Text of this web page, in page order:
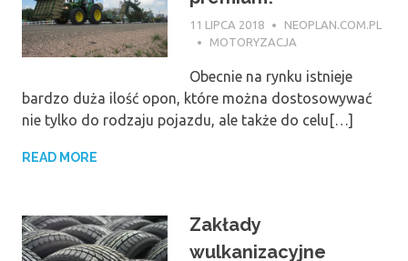
11 LIPCA 2018
NEOPLAN.COM.PL
MOTORYZACJA
Obecnie na rynku istnieje
bardzo duża ilość opon, które można dostosowywać
nie tylko do rodzaju pojazdu, ale także do celu[…]
READ MORE
Zakłady
wulkanizacyjne